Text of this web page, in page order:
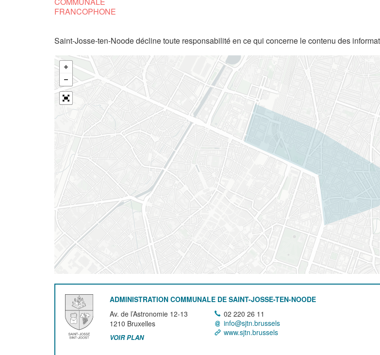
FRANCOPHONE
Saint-Josse-ten-Noode décline toute responsabilité en ce qui concerne le contenu des
ADMINISTRATION COMMUNALE DE SAINT-JOSSE-TEN-NOODE
Av. de l’Astronomie 12-13
1210 Bruxelles
VOIR PLAN
02 220 26 11
info@sjtn.brussels
www.sjtn.brussels